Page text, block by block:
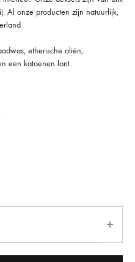
Al onze producten zijn natuurlijk,
etherische oliën,
een katoenen lont.